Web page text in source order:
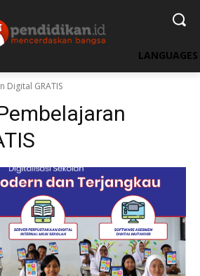
LANGUAGES
Digital GRATIS